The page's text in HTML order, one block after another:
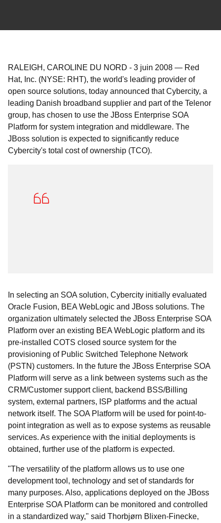
RALEIGH, CAROLINE DU NORD - 3 juin 2008 — Red
Hat, Inc. (NYSE: RHT), the world's leading provider of
open source solutions, today announced that Cybercity, a
leading Danish broadband supplier and part of the Telenor
group, has chosen to use the JBoss Enterprise SOA
Platform for system integration and middleware. The
JBoss solution is expected to significantly reduce
Cybercity's total cost of ownership (TCO).
In selecting an SOA solution, Cybercity initially evaluated
Oracle Fusion, BEA WebLogic and JBoss solutions. The
organization ultimately selected the JBoss Enterprise SOA
Platform over an existing BEA WebLogic platform and its
pre-installed COTS closed source system for the
provisioning of Public Switched Telephone Network
(PSTN) customers. In the future the JBoss Enterprise SOA
Platform will serve as a link between systems such as the
CRM/Customer support client, backend BSS/Billing
system, external partners, ISP platforms and the actual
network itself. The SOA Platform will be used for point-to-
point integration as well as to expose systems as reusable
services. As experience with the initial deployments is
obtained, further use of the platform is expected.
"The versatility of the platform allows us to use one
development tool, technology and set of standards for
many purposes. Also, applications deployed on the JBoss
Enterprise SOA Platform can be monitored and controlled
in a standardized way," said Thorbjørn Blixen-Finecke,